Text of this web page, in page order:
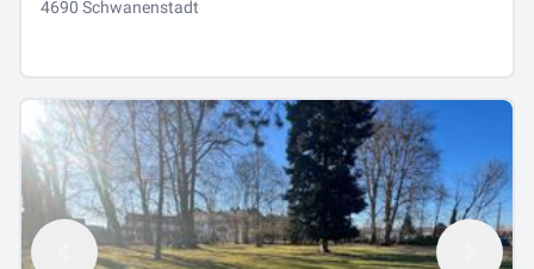
4690 Schwanenstadt